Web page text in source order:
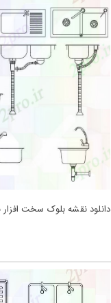
دانلود نقشه بلوک سخت افزار